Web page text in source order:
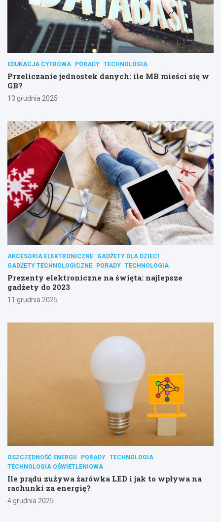
EDUKACJA CYFROWA PORADY TECHNOLOGIA
Przeliczanie jednostek danych: ile MB mieści się w
GB?
13 grudnia 2025
AKCESORIA ELEKTRONICZNE
GADŻETY DLA DZIECI
GADŻETY TECHNOLOGICZNE
PORADY TECHNOLOGIA
Prezenty elektroniczne na święta: najlepsze
gadżety do 2023
11 grudnia 2025
OSZCZĘDNOŚĆ ENERGII PORADY TECHNOLOGIA
TECHNOLOGIA OŚWIETLENIOWA
Ile prądu zużywa żarówka LED i jak to wpływa na
rachunki za energię?
4 grudnia 2025